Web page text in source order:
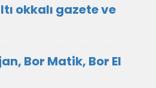
okkalı gazete ve
Bor Matik, Bor El